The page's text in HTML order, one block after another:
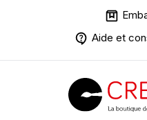
Aide et